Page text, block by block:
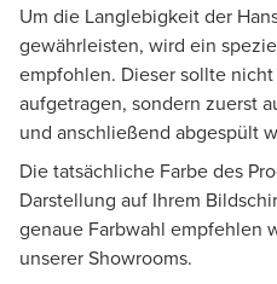
Um die Langlebigkeit der
gewährleisten, wird ein
empfohlen. Dieser sollte
aufgetragen, sondern zuerst
und anschließend abgespült
Die tatsächliche Farbe des
Darstellung auf Ihrem
genaue Farbwahl empfehlen
unserer Showrooms.